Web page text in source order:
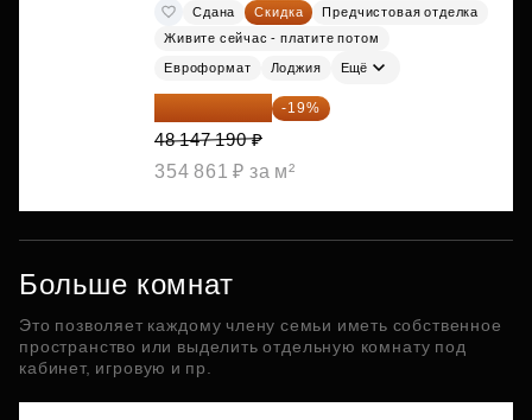
Сдана Скидка
Предчистовая отделка
Живите сейчас - платите потом
Евроформат Лоджия Ещё
38 999 224 ₽ -19%
48 147 190 ₽
354 861 ₽ за м²
Больше комнат
Это позволяет каждому члену семьи иметь собственное
пространство или выделить отдельную комнату под
кабинет, игровую и пр.